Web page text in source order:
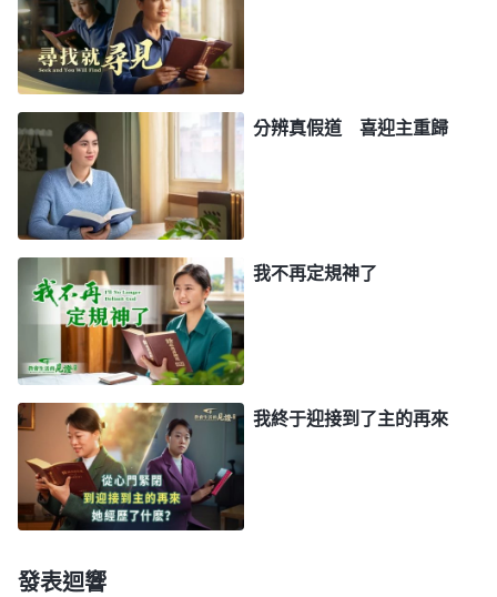
審判工作，這怎麽可能呢？你可不要隨便聽信别人的
話！」我媽看我這麽執拗，就從裏屋拿出一本包裝很
精緻的書，急切地説：「
這就是主耶穌再來
發表的新話語，你看看就知道
了。」我一看是一本嶄新的書，書的封面上印着「
在肉身顯現」幾個金色的大字，立刻想到牧師長老的
話，「他們的書不能看，看了就迷進去」。于是，我
説：「媽，你可不要相信他們的話，你看聖經少，我
熟讀聖經，還參加過不少培靈會，難道我不比你懂？
你要是信偏了，你這些年不就白信了嗎？」我一直勸
我媽不要接受「東方閃電」，但不管我怎麽説，她態
度堅定，絲毫都没有回轉的意思，還語重心長地對我
説：「全能神就是咱們日思夜盼的主耶穌，是神的靈
再次道成肉身説話作工了，《
就是神在末世的親口發聲，把聖經的奥秘都打開了，
來的説話呢？聖經上説，『信道是從聽道來的』
分辨真假道 喜迎主重歸
我不再定規神了
我終于迎接到了主的再來
發表迴響